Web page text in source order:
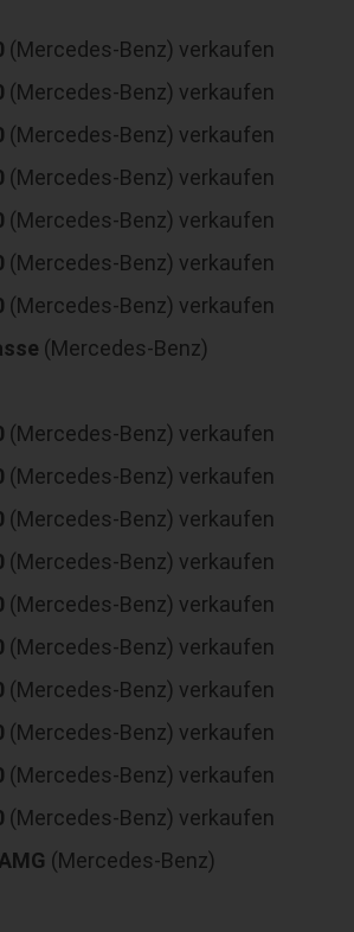
(Mercedes-Benz) verkaufen
(Mercedes-Benz) verkaufen
(Mercedes-Benz) verkaufen
(Mercedes-Benz) verkaufen
(Mercedes-Benz) verkaufen
(Mercedes-Benz) verkaufen
(Mercedes-Benz) verkaufen
(Mercedes-Benz)
(Mercedes-Benz) verkaufen
(Mercedes-Benz) verkaufen
(Mercedes-Benz) verkaufen
(Mercedes-Benz) verkaufen
(Mercedes-Benz) verkaufen
(Mercedes-Benz) verkaufen
(Mercedes-Benz) verkaufen
(Mercedes-Benz) verkaufen
(Mercedes-Benz) verkaufen
(Mercedes-Benz) verkaufen
(Mercedes-Benz)